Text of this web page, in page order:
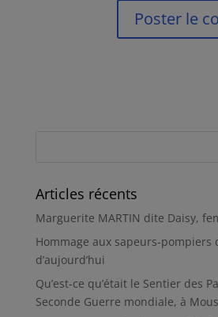
Articles récents
Marguerite MARTIN dite Daisy,
Hommage aux sapeurs-pompiers
d’aujourd’hui
Qu’est-ce qu’était le Sentier des
Seconde Guerre mondiale, à